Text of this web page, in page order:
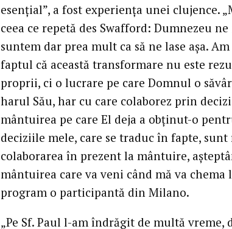
esențial”, a fost experiența unei clujence.
ceea ce repetă des Swafford: Dumnezeu
suntem dar prea mult ca să ne lase așa.
faptul că această transformare nu este
proprii, ci o lucrare pe care Domnul o
harul Său, har cu care colaborez prin
mântuirea pe care El deja a obținut-o
deciziile mele, care se traduc în fapte, sunt
colaborarea în prezent la mântuire,
mântuirea care va veni când mă va chema
program o participantă din Milano.
„Pe Sf. Paul l-am îndrăgit de multă vreme,